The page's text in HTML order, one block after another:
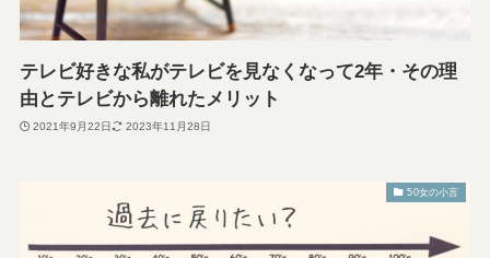
テレビ好きな私がテレビを見なくなって2年・その理
由とテレビから離れたメリット
2021年9月22日 2023年11月28日
50女の小言